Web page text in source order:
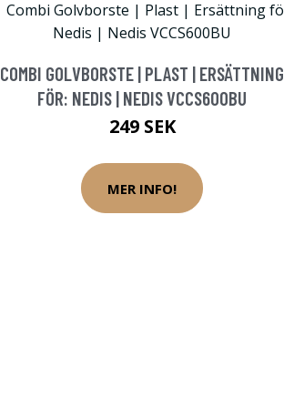
COMBI GOLVBORSTE | PLAST | ERSÄTTNING
FÖR: NEDIS | NEDIS VCCS600BU
249 SEK
MER INFO!